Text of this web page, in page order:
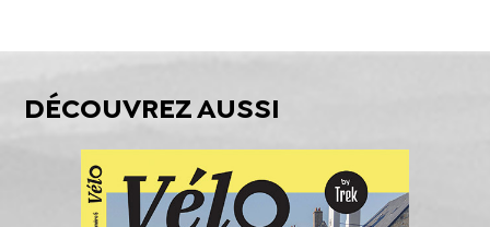
DÉCOUVREZ AUSSI